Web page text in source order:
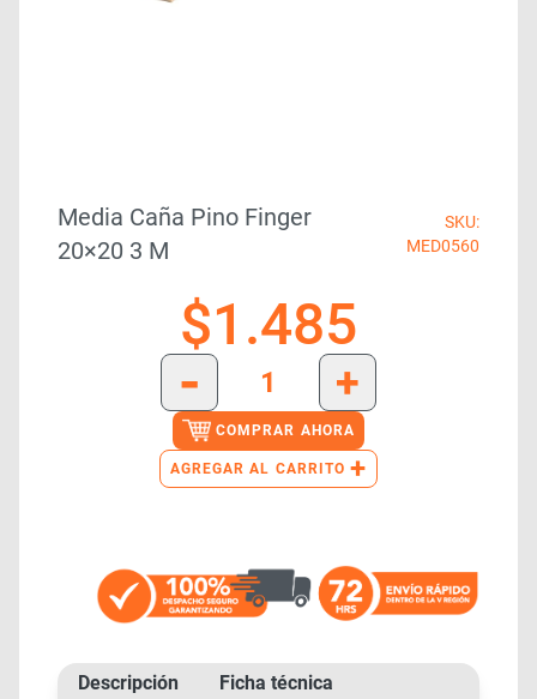
Media Caña Pino Finger
20×20 3 M
SKU:
MED0560
$1.485
-
+
COMPRAR AHORA
AGREGAR AL CARRITO +
Descripción Ficha técnica